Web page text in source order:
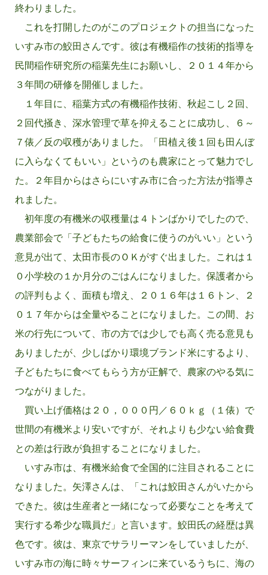
終わりました。
これを打開したのがこのプロジェクトの担当になった
いすみ市の鮫田さんです。彼は有機稲作の技術的指導を
民間稲作研究所の稲葉先生にお願いし、２０１４年から
３年間の研修を開催しました。
１年目に、稲葉方式の有機稲作技術、秋起こし２回、
２回代掻き、深水管理で草を抑えることに成功し、６～
７俵／反の収穫がありました。「田植え後１回も田んぼ
に入らなくてもいい」というのも農家にとって魅力でし
た。２年目からはさらにいすみ市に合った方法が指導さ
れました。
初年度の有機米の収穫量は４トンばかりでしたので、
農業部会で「子どもたちの給食に使うのがいい」という
意見が出て、太田市長のＯＫがすぐ出ました。これは１
０小学校の１か月分のごはんになりました。保護者から
の評判もよく、面積も増え、２０１６年は１６トン、２
０１７年からは全量やることになりました。この間、お
米の行先について、市の方では少しでも高く売る意見も
ありましたが、少しばかり環境ブランド米にするより、
子どもたちに食べてもらう方が正解で、農家のやる気に
つながりました。
買い上げ価格は２０，０００円／６０ｋｇ（１俵）で
世間の有機米より安いですが、それよりも少ない給食費
との差は行政が負担することになりました。
いすみ市は、有機米給食で全国的に注目されることに
なりました。矢澤さんは、「これは鮫田さんがいたから
できた。彼は生産者と一緒になって必要なことを考えて
実行する希少な職員だ」と言います。鮫田氏の経歴は異
色です。彼は、東京でサラリーマンをしていましたが、
いすみ市の海に時々サーフィンに来ているうちに、海の